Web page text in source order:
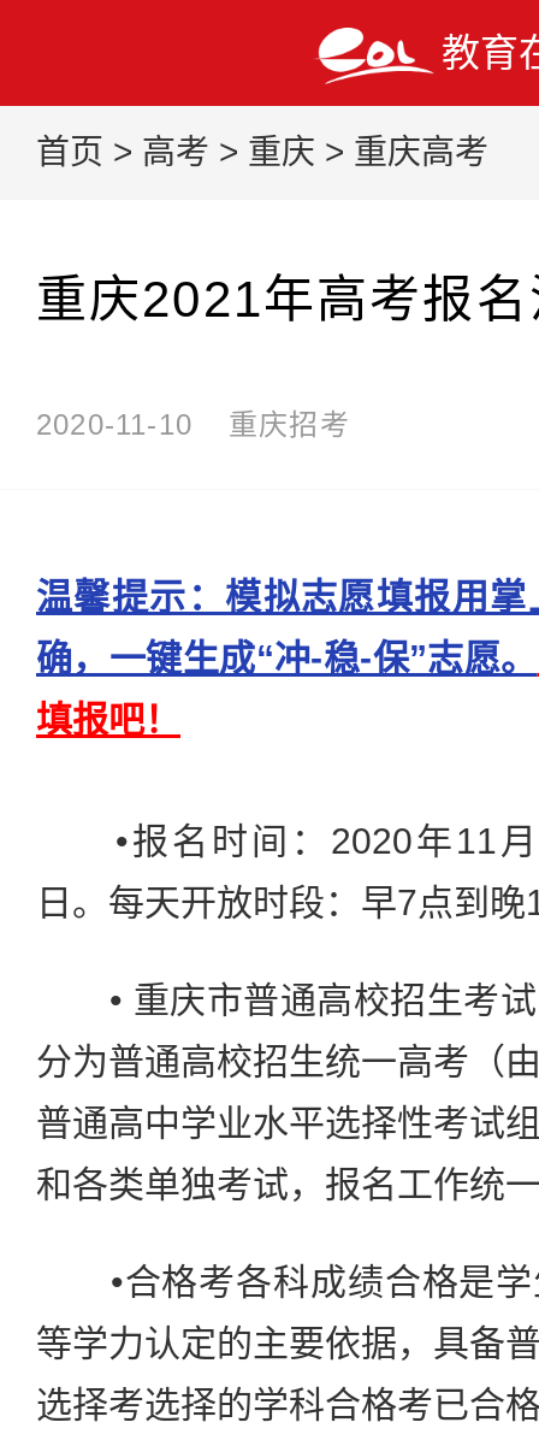
教育
首页 > 高考 > 重庆 > 重庆高考
重庆2021年高考报
2020-11-10 重庆招考
温馨提示：模拟志愿填报用
确，一键生成“冲-稳-保”志愿。
填报吧！
•报名时间：2020年11月
日。每天开放时段：早7点到晚
• 重庆市普通高校招生考试
分为普通高校招生统一高考（
普通高中学业水平选择性考试
和各类单独考试，报名工作统
•合格考各科成绩合格是学
等学力认定的主要依据，具备
选择考选择的学科合格考已合